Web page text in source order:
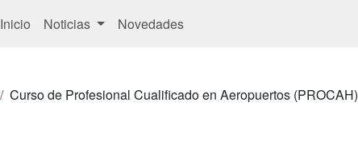
Inicio Noticias Novedades
Curso de Profesional Cualificado en Aeropuertos (PROCAH)